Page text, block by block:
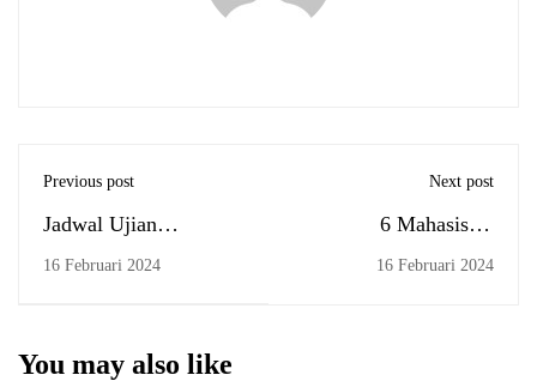
Previous post
Jadwal Ujian
Komprehensif
16 Februari 2024
Next post
6 Mahasiswa
Internasional Asal
16 Februari 2024
You may also like